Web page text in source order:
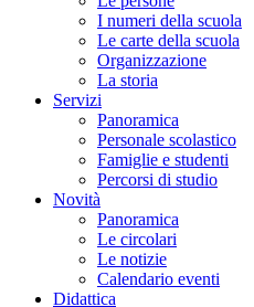
I numeri della scuola
Le carte della scuola
Organizzazione
La storia
Servizi
Panoramica
Personale scolastico
Famiglie e studenti
Percorsi di studio
Novità
Panoramica
Le circolari
Le notizie
Calendario eventi
Didattica